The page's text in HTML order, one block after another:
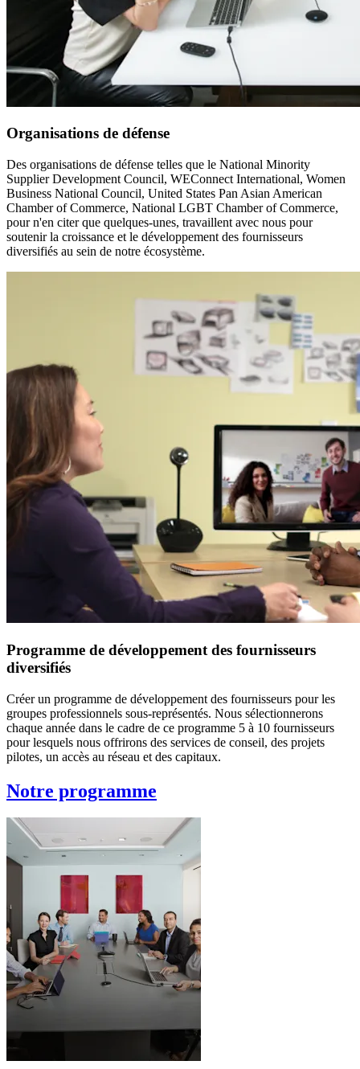
Organisations de défense
Des organisations de défense telles que le National Minority
Supplier Development Council, WEConnect International, Women
Business National Council, United States Pan Asian American
Chamber of Commerce, National LGBT Chamber of Commerce,
pour n'en citer que quelques-unes, travaillent avec nous pour
soutenir la croissance et le développement des fournisseurs
diversifiés au sein de notre écosystème.
Programme de développement des fournisseurs
diversifiés
Créer un programme de développement des fournisseurs pour les
groupes professionnels sous-représentés. Nous sélectionnerons
chaque année dans le cadre de ce programme 5 à 10 fournisseurs
pour lesquels nous offrirons des services de conseil, des projets
pilotes, un accès au réseau et des capitaux.
Notre programme